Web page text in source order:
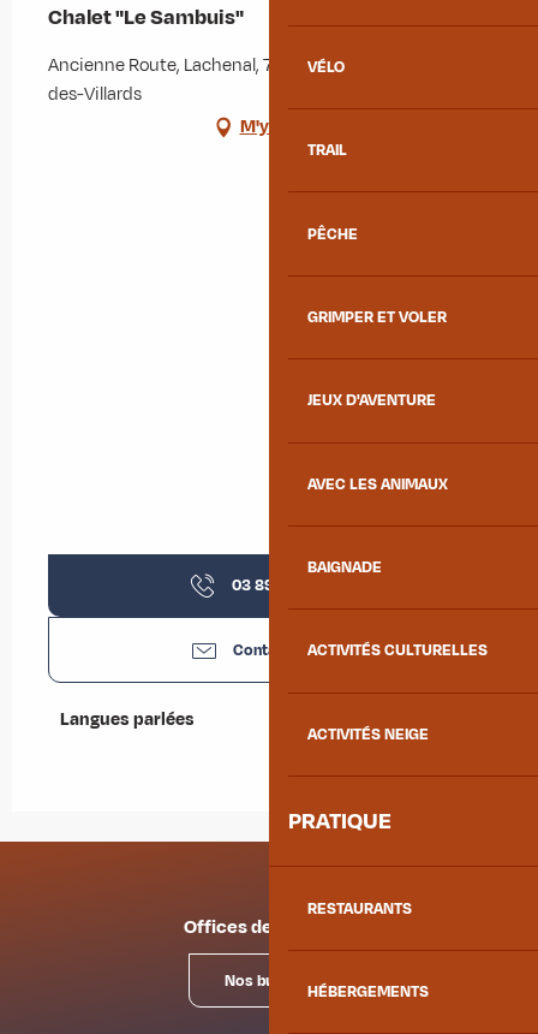
VÉLO
TRAIL
PÊCHE
GRIMPER ET VOLER
JEUX D'AVENTURE
AVEC LES ANIMAUX
BAIGNADE
ACTIVITÉS CULTURELLES
ACTIVITÉS NEIGE
PRATIQUE
RESTAURANTS
HÉBERGEMENTS
Chalet "Le Sambuis"
Ancienne Route, Lachenal, 73130 Saint-Colomban-
des-Villards
M'y rendre
03 89 40 40
Contactez-nous
Langues parlées
Langues parlées
Offices de tourisme
Nos bureaux